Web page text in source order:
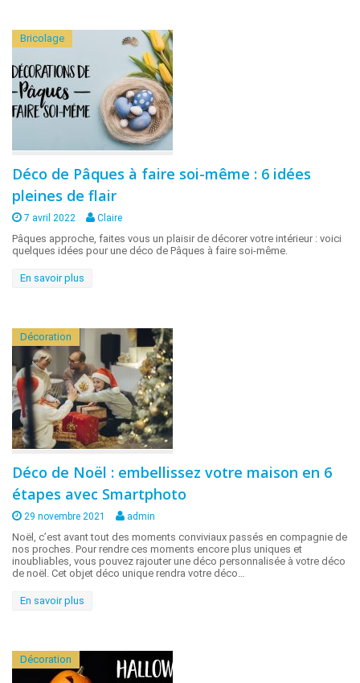
Bricolage
Déco de Pâques à faire soi-même : 6 idées
pleines de flair
7 avril 2022 Claire
Pâques approche, faites vous un plaisir de décorer votre intérieur : voici
quelques idées pour une déco de Pâques à faire soi-même.
En savoir plus
Décoration
Déco de Noël : embellissez votre maison en 6
étapes avec Smartphoto
29 novembre 2021 admin
Noël, c’est avant tout des moments conviviaux passés en compagnie de
nos proches. Pour rendre ces moments encore plus uniques et
inoubliables, vous pouvez rajouter une déco personnalisée à votre déco
de noël. Cet objet déco unique rendra votre déco…
En savoir plus
Décoration